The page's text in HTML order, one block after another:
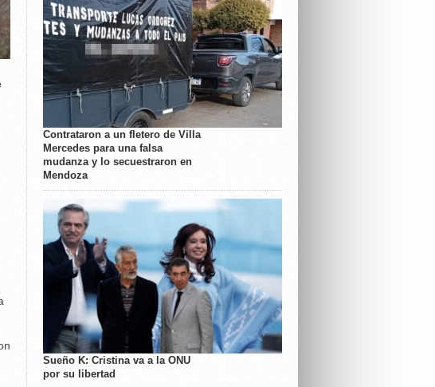
Contrataron a un fletero de Villa
Mercedes para una falsa
mudanza y lo secuestraron en
Mendoza
Sueño K: Cristina va a la ONU
por su libertad